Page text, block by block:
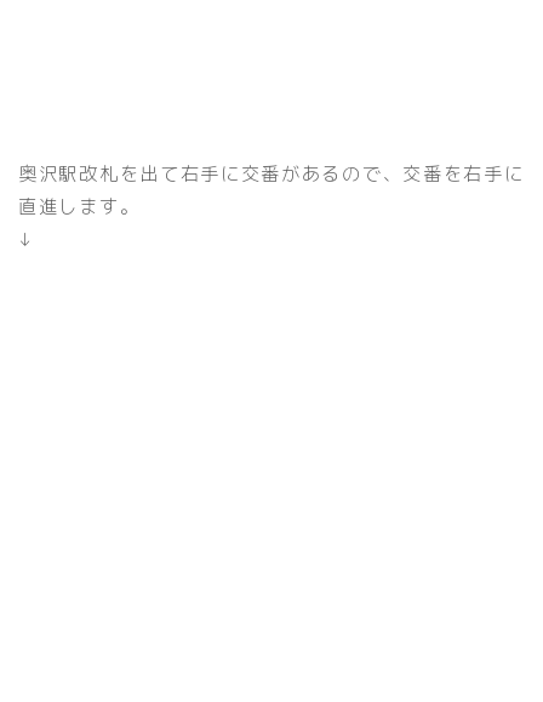
奥沢駅改札を出て右手に交番があるので、交番を右手に
直進します。
↓